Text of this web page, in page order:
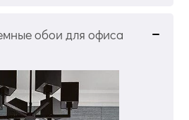
обои для офиса